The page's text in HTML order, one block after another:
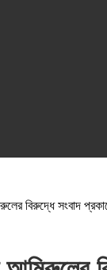
বিরুদ্ধে সংবাদ